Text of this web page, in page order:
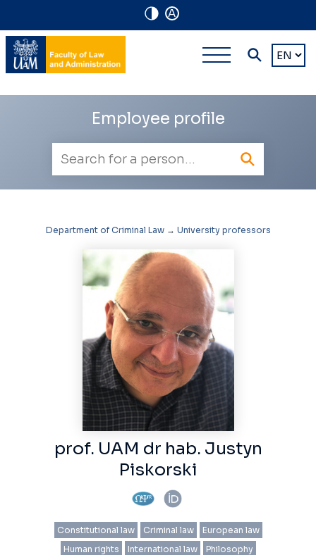
A
Navigation
shortcuts
Main
multi-
level
Choose
Employee profile
search
Department of Criminal Law→ University professors
prof. UAM dr hab. Justyn
Piskorski
Constitutional law Criminal law
European law
Human rights
International law
Philosophy